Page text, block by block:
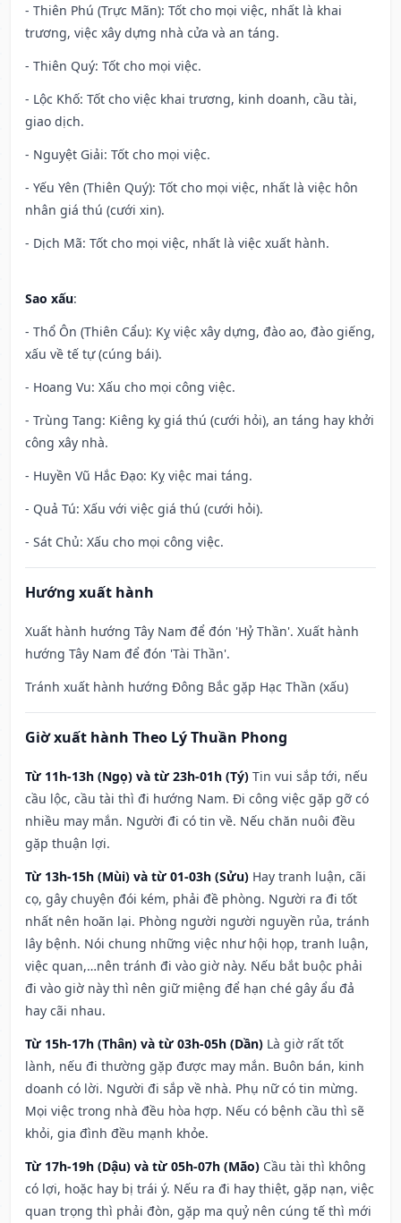
- Thiên Phú (Trực Mãn): Tốt cho mọi việc, nhất là khai
trương, việc xây dựng nhà cửa và an táng.
- Thiên Quý: Tốt cho mọi việc.
- Lộc Khố: Tốt cho việc khai trương, kinh doanh, cầu tài,
giao dịch.
- Nguyệt Giải: Tốt cho mọi việc.
- Yếu Yên (Thiên Quý): Tốt cho mọi việc, nhất là việc hôn
nhân giá thú (cưới xin).
- Dịch Mã: Tốt cho mọi việc, nhất là việc xuất hành.
Sao xấu:
- Thổ Ôn (Thiên Cẩu): Kỵ việc xây dựng, đào ao, đào giếng,
xấu về tế tự (cúng bái).
- Hoang Vu: Xấu cho mọi công việc.
- Trùng Tang: Kiêng kỵ giá thú (cưới hỏi), an táng hay khởi
công xây nhà.
- Huyền Vũ Hắc Đạo: Kỵ việc mai táng.
- Quả Tú: Xấu với việc giá thú (cưới hỏi).
- Sát Chủ: Xấu cho mọi công việc.
Hướng xuất hành
Xuất hành hướng Tây Nam để đón 'Hỷ Thần'. Xuất hành
hướng Tây Nam để đón 'Tài Thần'.
Tránh xuất hành hướng Đông Bắc gặp Hạc Thần (xấu)
Giờ xuất hành Theo Lý Thuần Phong
Từ 11h-13h (Ngọ) và từ 23h-01h (Tý) Tin vui sắp tới, nếu
cầu lộc, cầu tài thì đi hướng Nam. Đi công việc gặp gỡ có
nhiều may mắn. Người đi có tin về. Nếu chăn nuôi đều
gặp thuận lợi.
Từ 13h-15h (Mùi) và từ 01-03h (Sửu) Hay tranh luận, cãi
cọ, gây chuyện đói kém, phải đề phòng. Người ra đi tốt
nhất nên hoãn lại. Phòng người người nguyền rủa, tránh
lây bệnh. Nói chung những việc như hội họp, tranh luận,
việc quan,…nên tránh đi vào giờ này. Nếu bắt buộc phải
đi vào giờ này thì nên giữ miệng để hạn ché gây ẩu đả
hay cãi nhau.
Từ 15h-17h (Thân) và từ 03h-05h (Dần) Là giờ rất tốt
lành, nếu đi thường gặp được may mắn. Buôn bán, kinh
doanh có lời. Người đi sắp về nhà. Phụ nữ có tin mừng.
Mọi việc trong nhà đều hòa hợp. Nếu có bệnh cầu thì sẽ
khỏi, gia đình đều mạnh khỏe.
Từ 17h-19h (Dậu) và từ 05h-07h (Mão) Cầu tài thì không
có lợi, hoặc hay bị trái ý. Nếu ra đi hay thiệt, gặp nạn, việc
quan trọng thì phải đòn, gặp ma quỷ nên cúng tế thì mới